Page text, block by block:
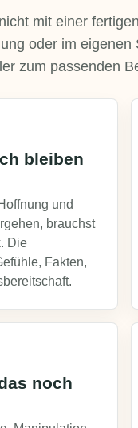
mit einer
oder im
zum passenden
bleiben
und
brauchst
Die
Fakten,
noch